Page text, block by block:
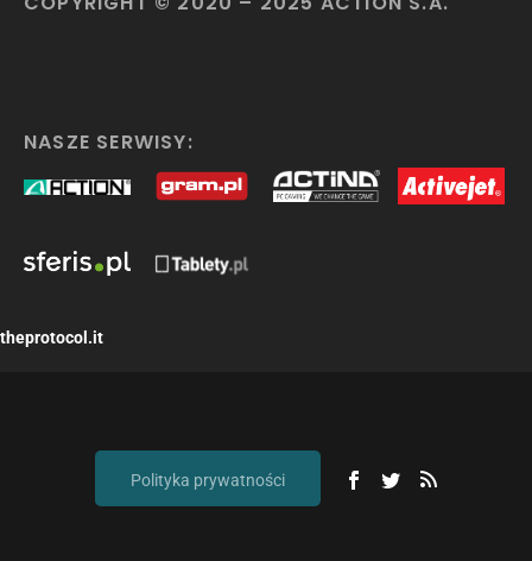
NASZE SERWISY:
theprotocol.it
Polityka prywatności